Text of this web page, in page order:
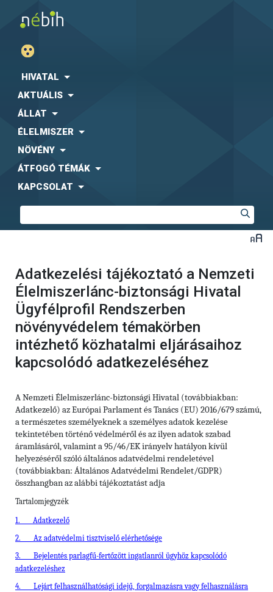
HIVATAL
AKTUÁLIS
ÁLLAT
ÉLELMISZER
NÖVÉNY
ÁTFOGÓ TÉMÁK
KAPCSOLAT
Adatkezelési tájékoztató a Nemzeti
Élelmiszerlánc-biztonsági Hivatal
Ügyfélprofil Rendszerben
növényvédelem témakörben
intézhető közhatalmi eljárásaihoz
kapcsolódó adatkezeléséhez
A Nemzeti Élelmiszerlánc-biztonsági Hivatal (továbbiakban:
Adatkezelő) az Európai Parlament és Tanács (EU) 2016/679 számú,
a természetes személyeknek a személyes adatok kezelése
tekintetében történő védelméről és az ilyen adatok szabad
áramlásáról, valamint a 95/46/EK irányelv hatályon kívül
helyezéséről szóló általános adatvédelmi rendeletével
(továbbiakban: Általános Adatvédelmi Rendelet/GDPR)
összhangban az alábbi tájékoztatást adja
Tartalomjegyzék
1.
Adatkezelő
2.
Az adatvédelmi tisztviselő elérhetősége
3.
Bejelentés parlagfű-fertőzött ingatlanról ügyhöz kapcsolódó
adatkezeléshez
4.
Lejárt felhasználhatósági idejű, forgalmazásra vagy felhasználásra